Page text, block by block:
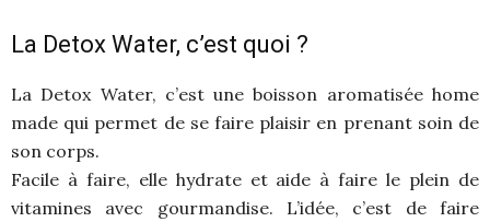
La Detox Water, c’est quoi ?
La Detox Water, c’est une boisson aromatisée home
made qui permet de se faire plaisir en prenant soin de
son corps.
Facile à faire, elle hydrate et aide à faire le plein de
vitamines avec gourmandise. L’idée, c’est de faire